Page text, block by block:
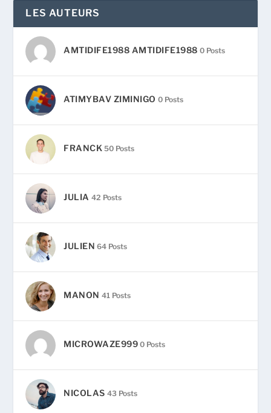
LES AUTEURS
AMTIDIFE1988 AMTIDIFE1988 0 Posts
ATIMYBAV ZIMINIGO 0 Posts
FRANCK 50 Posts
JULIA 42 Posts
JULIEN 64 Posts
MANON 41 Posts
MICROWAZE999 0 Posts
NICOLAS 43 Posts